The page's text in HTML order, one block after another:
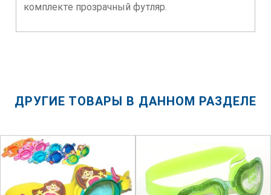
комплекте прозрачный футляр.
ДРУГИЕ ТОВАРЫ В ДАННОМ РАЗДЕЛЕ